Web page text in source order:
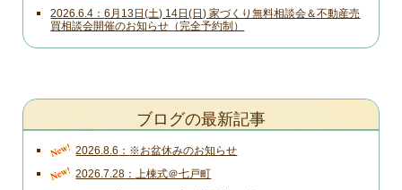
2026.6.4
6月13日(土) 14日(日) 家づくり無料相談会＆不動産売
買相談会開催のお知らせ（完全予約制）
ブログの最新記事
New! 2026.8.6 ※お盆休みのお知らせ
New! 2026.7.28 上棟式＠七戸町